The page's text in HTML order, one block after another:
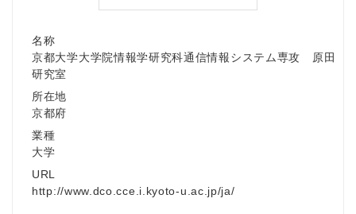
名称
京都大学大学院情報学研究科通信情報システム専攻 原田
研究室
所在地
京都府
業種
大学
URL
http://www.dco.cce.i.kyoto-u.ac.jp/ja/